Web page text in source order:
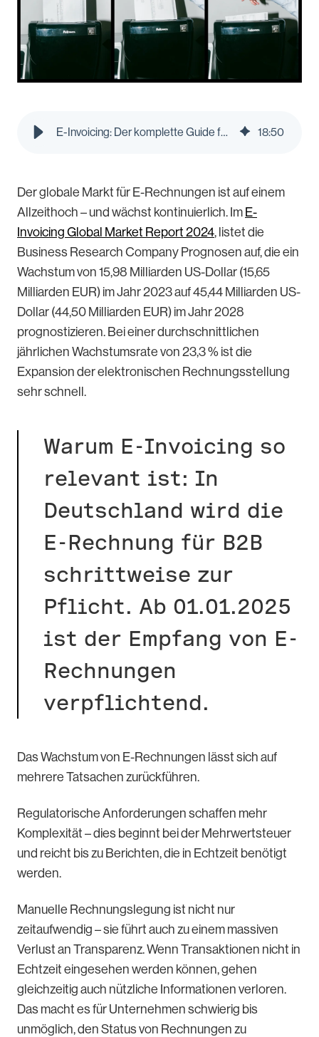
E-Invoicing: Der komplette Guide für 2025 | Pleo Blog 18:50
Der globale Markt für E-Rechnungen ist auf einem
Allzeithoch – und wächst kontinuierlich. Im E-
Invoicing Global Market Report 2024, listet die
Business Research Company Prognosen auf, die ein
Wachstum von 15,98 Milliarden US-Dollar (15,65
Milliarden EUR) im Jahr 2023 auf 45,44 Milliarden US-
Dollar (44,50 Milliarden EUR) im Jahr 2028
prognostizieren. Bei einer durchschnittlichen
jährlichen Wachstumsrate von 23,3 % ist die
Expansion der elektronischen Rechnungsstellung
sehr schnell.
Warum E-Invoicing so
relevant ist: In
Deutschland wird die
E-Rechnung für B2B
schrittweise zur
Pflicht. Ab 01.01.2025
ist der Empfang von E-
Rechnungen
verpflichtend.
Das Wachstum von E-Rechnungen lässt sich auf
mehrere Tatsachen zurückführen.
Regulatorische Anforderungen schaffen mehr
Komplexität – dies beginnt bei der Mehrwertsteuer
und reicht bis zu Berichten, die in Echtzeit benötigt
werden.
Manuelle Rechnungslegung ist nicht nur
zeitaufwendig – sie führt auch zu einem massiven
Verlust an Transparenz. Wenn Transaktionen nicht in
Echtzeit eingesehen werden können, gehen
gleichzeitig auch nützliche Informationen verloren.
Das macht es für Unternehmen schwierig bis
unmöglich, den Status von Rechnungen zu